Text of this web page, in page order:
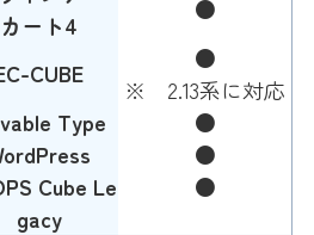
カート4
●
CUBE
●
※ 2.13系に対応
Type
●
●
Cube Le
gacy
●